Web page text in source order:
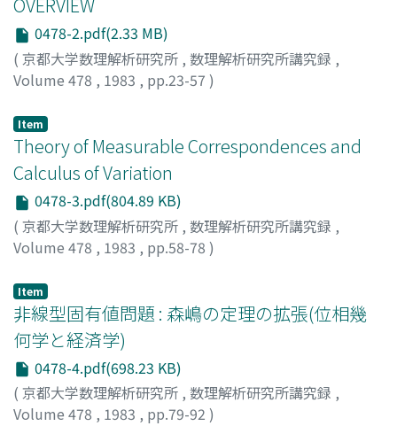
OVERVIEW
0478-2.pdf(2.33 MB)
( 京都大学数理解析研究所 , 数理解析研究所講究録 ,
Volume 478 , 1983 , pp.23-57 )
Item
Theory of Measurable Correspondences and
Calculus of Variation
0478-3.pdf(804.89 KB)
( 京都大学数理解析研究所 , 数理解析研究所講究録 ,
Volume 478 , 1983 , pp.58-78 )
Item
非線型固有値問題 : 森嶋の定理の拡張(位相幾
何学と経済学)
0478-4.pdf(698.23 KB)
( 京都大学数理解析研究所 , 数理解析研究所講究録 ,
Volume 478 , 1983 , pp.79-92 )